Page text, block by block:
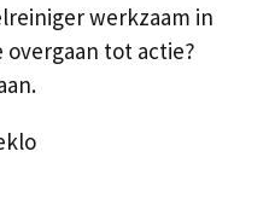
werkzaam in
overgaan tot actie?